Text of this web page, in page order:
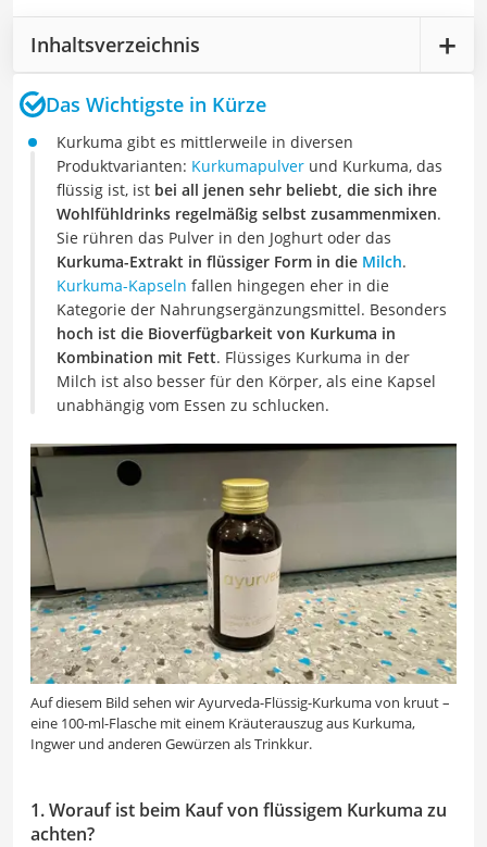
Inhaltsverzeichnis
Das Wichtigste in Kürze
Kurkuma gibt es mittlerweile in diversen
Produktvarianten: Kurkumapulver und Kurkuma, das
flüssig ist, ist bei all jenen sehr beliebt, die sich ihre
Wohlfühldrinks regelmäßig selbst zusammenmixen.
Sie rühren das Pulver in den Joghurt oder das
Kurkuma-Extrakt in flüssiger Form in die Milch.
Kurkuma-Kapseln fallen hingegen eher in die
Kategorie der Nahrungsergänzungsmittel. Besonders
hoch ist die Bioverfügbarkeit von Kurkuma in
Kombination mit Fett. Flüssiges Kurkuma in der
Milch ist also besser für den Körper, als eine Kapsel
unabhängig vom Essen zu schlucken.
Auf diesem Bild sehen wir Ayurveda-Flüssig-Kurkuma von kruut –
eine 100-ml-Flasche mit einem Kräuterauszug aus Kurkuma,
Ingwer und anderen Gewürzen als Trinkkur.
1. Worauf ist beim Kauf von flüssigem Kurkuma zu
achten?